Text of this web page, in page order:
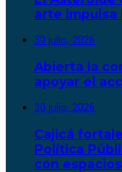
arte impulsa
30 julio, 2026
Abierta la
apoyar el
30 julio, 2026
Cajicá
Política
con